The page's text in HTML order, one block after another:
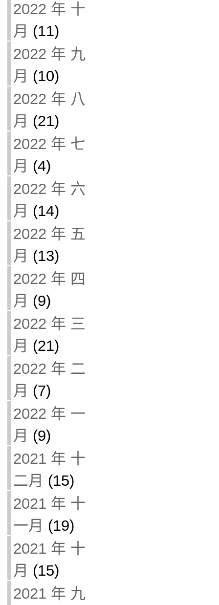
2022 年 十
月 (11)
2022 年 九
月 (10)
2022 年 八
月 (21)
2022 年 七
月 (4)
2022 年 六
月 (14)
2022 年 五
月 (13)
2022 年 四
月 (9)
2022 年 三
月 (21)
2022 年 二
月 (7)
2022 年 一
月 (9)
2021 年 十
二月 (15)
2021 年 十
一月 (19)
2021 年 十
月 (15)
2021 年 九